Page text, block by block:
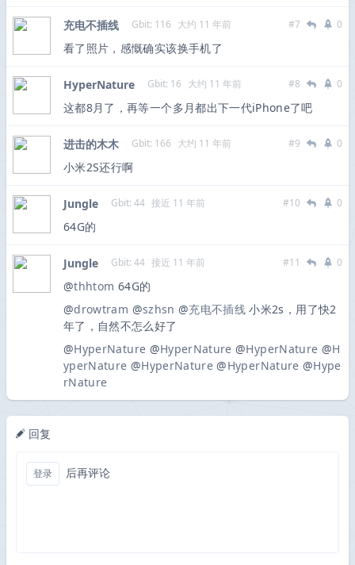
充电不插线 Gbit: 116 大约 11 年前 #7 0
看了照片，感慨确实该换手机了
HyperNature Gbit: 16 大约 11 年前 #8 0
这都8月了，再等一个多月都出下一代iPhone了吧
进击的木木 Gbit: 166 大约 11 年前 #9 0
小米2S还行啊
Jungle Gbit: 44 接近 11 年前 #10 0
64G的
Jungle Gbit: 44 接近 11 年前 #11 0
@thhtom 64G的
@drowtram @szhsn @充电不插线 小米2s，用了快2
年了，自然不怎么好了
@HyperNature @HyperNature @HyperNature @H
yperNature @HyperNature @HyperNature @Hype
rNature
回复
登录 后再评论